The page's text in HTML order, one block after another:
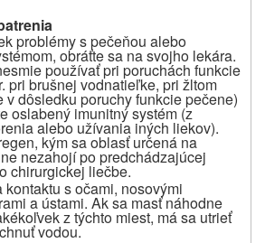
problémy s pečeňou alebo
obráťte sa na svojho lekára.
používať pri poruchách funkcie
pri brušnej vodnatieľke, pri žltom
v dôsledku poruchy funkcie pečene)
oslabený imunitný systém (z
alebo užívania iných liekov).
kým sa oblasť určená na
nezahojí po predchádzajúcej
chirurgickej liečbe.
kontaktu s očami, nosovými
a ústami. Ak sa masť náhodne
z týchto miest, má sa utrieť
vodou.